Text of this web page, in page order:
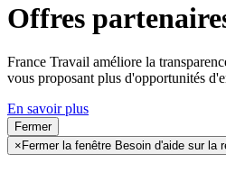
Offres
France Travail améliore la
vous proposant plus d'opportunités
En savoir plus
Fermer
× Fermer la fenêtre Besoin d'aide sur la